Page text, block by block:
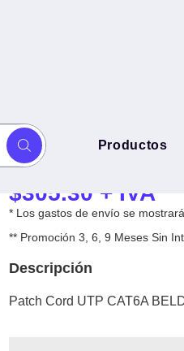
Productos
Patch Cord
CA21109010 -
$305.30 + IVA
* Los gastos de envío se
** Promoción 3, 6, 9 Meses Sin
Descripción
Patch Cord UTP CAT6A